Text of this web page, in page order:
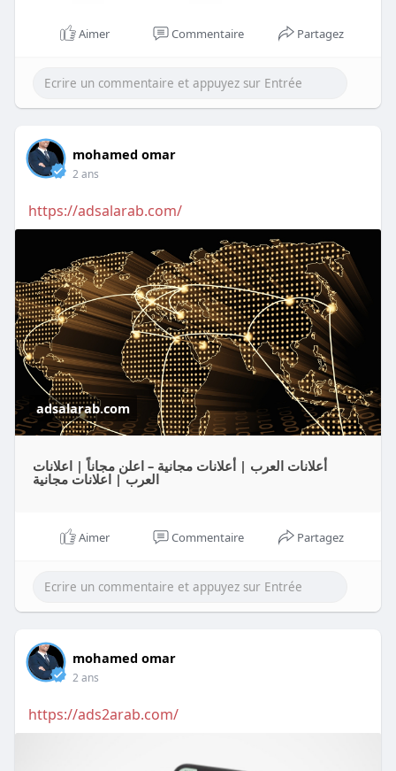
Aimer Commentaire Partagez
mohamed omar
2 ans
https://adsalarab.com/
adsalarab.com
أعلانات العرب | أعلانات مجانية – اعلن مجاناً | اعلانات
العرب | اعلانات مجانية
Aimer Commentaire Partagez
mohamed omar
2 ans
https://ads2arab.com/